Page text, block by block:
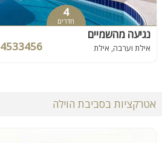
4
חדרים
נגיעה מהשמיים
אילת וערבה, אילת
אטרקציות בסביבת הוילה